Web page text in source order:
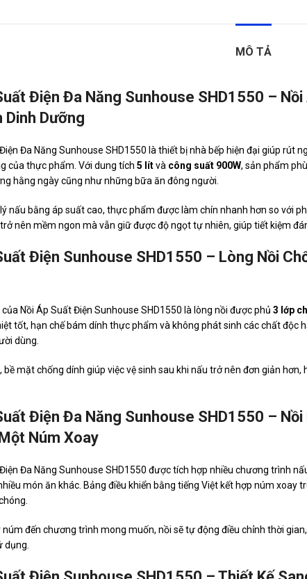
MÔ TẢ
Điện Đa Năng Sunhouse SHD1550 –
Dinh Dưỡng
Đa Năng Sunhouse SHD1550 là thiết bị nhà bếp hiện đại giúp rút
của thực phẩm. Với dung tích 5 lítvà công suất 900W, sản phẩm
hằng ngày cũng như những bữa ăn đông người.
nấu bằng áp suất cao, thực phẩm được làm chín nhanh hơn so với
nên mềm ngon mà vẫn giữ được độ ngọt tự nhiên, giúp tiết kiệm
Điện Sunhouse SHD1550 – Lòng Nồi
Nồi Áp Suất Điện Sunhouse SHD1550 là lòng nồi được phủ 3 lớp
tốt, hạn chế bám dính thực phẩm và không phát sinh các chất độc
dùng.
bề mặt chống dính giúp việc vệ sinh sau khi nấu trở nên đơn giản
Điện Đa Năng Sunhouse SHD1550 –
Núm Xoay
Đa Năng Sunhouse SHD1550 được tích hợp nhiều chương trình
món ăn khác. Bảng điều khiển bằng tiếng Việt kết hợp núm
núm đến chương trình mong muốn, nồi sẽ tự động điều chỉnh thời
dụng.